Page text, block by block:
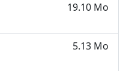
19.10 Mo
5.13 Mo